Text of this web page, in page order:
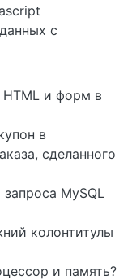
с
и форм в
в
сделанного
MySQL
колонтитулы
и память?